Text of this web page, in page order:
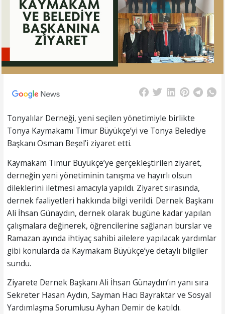
Tonyalılar Derneği, yeni seçilen yönetimiyle birlikte
Tonya Kaymakamı Timur Büyükçe’yi ve Tonya Belediye
Başkanı Osman Beşel’i ziyaret etti.
Kaymakam Timur Büyükçe’ye gerçekleştirilen ziyaret,
derneğin yeni yönetiminin tanışma ve hayırlı olsun
dileklerini iletmesi amacıyla yapıldı. Ziyaret sırasında,
dernek faaliyetleri hakkında bilgi verildi. Dernek Başkanı
Ali İhsan Günaydın, dernek olarak bugüne kadar yapılan
çalışmalara değinerek, öğrencilerine sağlanan burslar ve
Ramazan ayında ihtiyaç sahibi ailelere yapılacak yardımlar
gibi konularda da Kaymakam Büyükçe’ye detaylı bilgiler
sundu.
Ziyarete Dernek Başkanı Ali İhsan Günaydın’ın yanı sıra
Sekreter Hasan Aydın, Sayman Hacı Bayraktar ve Sosyal
Yardımlaşma Sorumlusu Ayhan Demir de katıldı.